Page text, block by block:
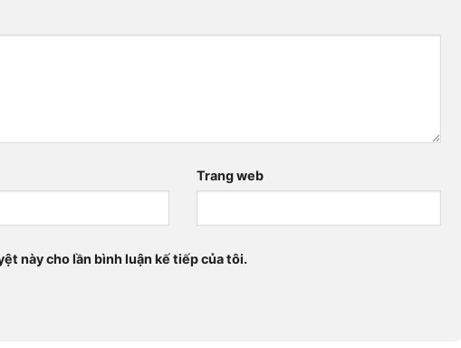
Trang web
này cho lần bình luận kế tiếp của tôi.